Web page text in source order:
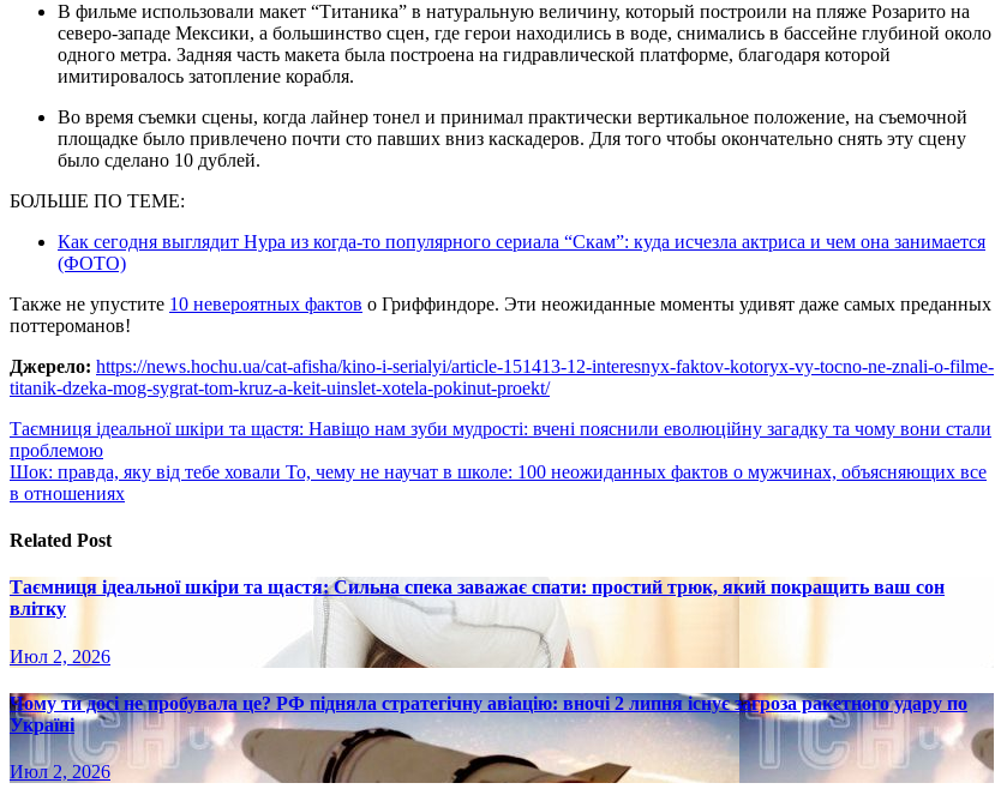
В фильме использовали макет “Титаника” в натуральную величину, который построили на пляже Розарито на
северо-западе Мексики, а большинство сцен, где герои находились в воде, снимались в бассейне глубиной около
одного метра. Задняя часть макета была построена на гидравлической платформе, благодаря которой
имитировалось затопление корабля.
Во время съемки сцены, когда лайнер тонел и принимал практически вертикальное положение, на съемочной
площадке было привлечено почти сто павших вниз каскадеров. Для того чтобы окончательно снять эту сцену
было сделано 10 дублей.
БОЛЬШЕ ПО ТЕМЕ:
Как сегодня выглядит Нура из когда-то популярного сериала “Скам”: куда исчезла актриса и чем она занимается
(ФОТО)
Также не упустите 10 невероятных фактов о Гриффиндоре. Эти неожиданные моменты удивят даже самых преданных
поттероманов!
Джерело: https://news.hochu.ua/cat-afisha/kino-i-serialyi/article-151413-12-interesnyx-faktov-kotoryx-vy-tocno-ne-znali-o-filme-
titanik-dzeka-mog-sygrat-tom-kruz-a-keit-uinslet-xotela-pokinut-proekt/
Навигация
по
записям
Таємниця ідеальної шкіри та щастя: Навіщо нам зуби мудрості: вчені пояснили еволюційну загадку та чому вони стали
проблемою
Шок: правда, яку від тебе ховали То, чему не научат в школе: 100 неожиданных фактов о мужчинах, объясняющих все
в отношениях
Related Post
Таємниця ідеальної шкіри та щастя: Сильна спека заважає спати: простий трюк, який покращить ваш сон
влітку
Июл 2, 2026
Чому ти досі не пробувала це? РФ підняла стратегічну авіацію: вночі 2 липня існує загроза ракетного удару по
Україні
Июл 2, 2026